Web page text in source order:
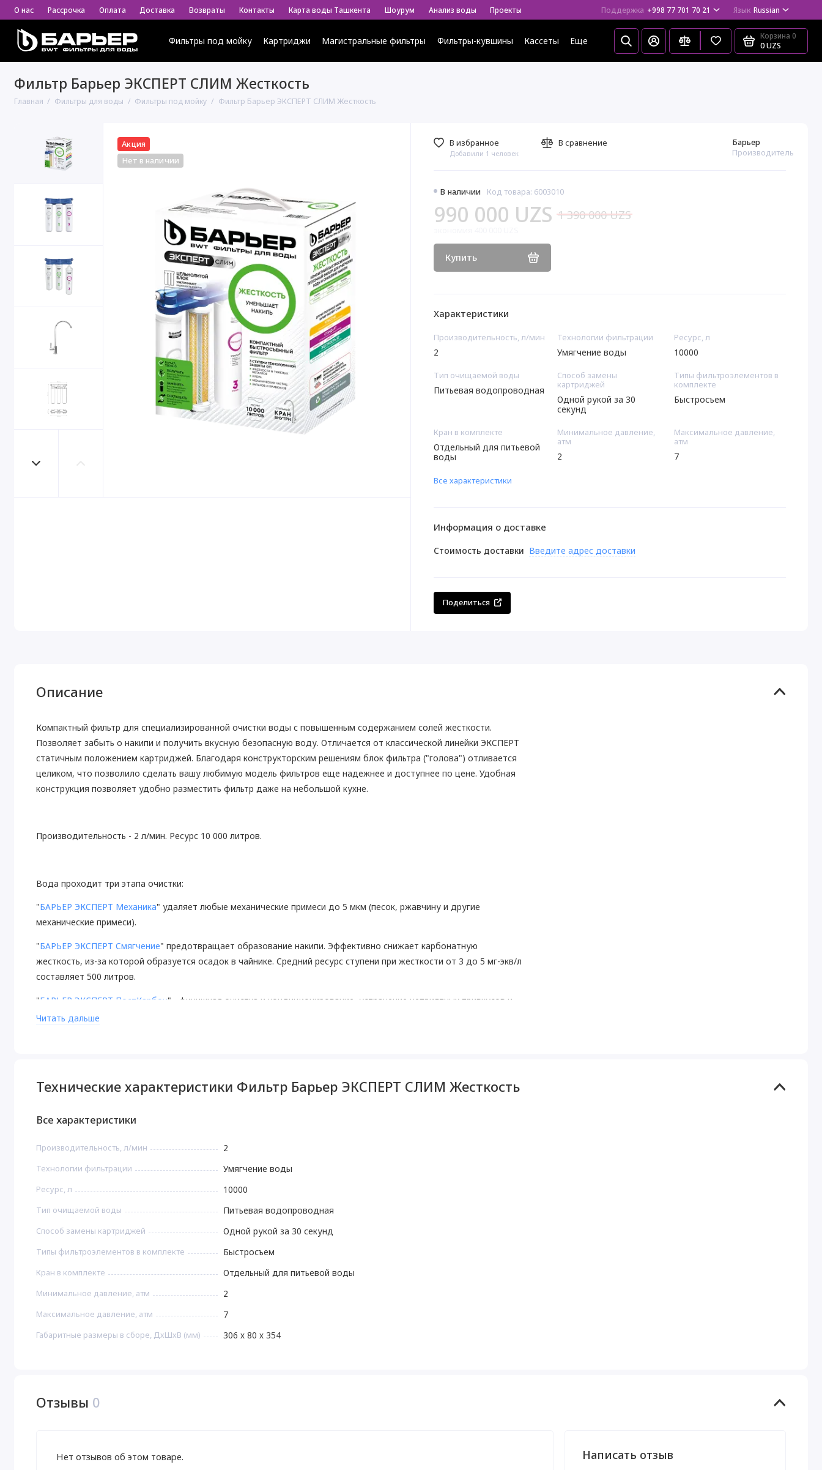
О нас Рассрочка Оплата Доставка Возвраты Контакты Карта воды Ташкента Шоурум Анализ воды Проекты Поддержка +998 77 701 70 21 Язык Russian
Фильтры под мойку Картриджи Магистральные фильтры Фильтры-кувшины Кассеты Еще Корзина 0
0 UZS
Фильтр Барьер ЭКСПЕРТ СЛИМ Жесткость
Главная Фильтры для воды Фильтры под мойку Фильтр Барьер ЭКСПЕРТ СЛИМ Жесткость
Акция
Нет в наличии
В наличии Код товара: 6003010
Барьер
Производитель
990 000 UZS 1 390 000 UZS
Купить
В избранное
Добавили 1 человек
В сравнение
Характеристики
Производительность, л/мин
2
Технологии фильтрации
Умягчение воды
Ресурс, л
10000
Тип очищаемой воды
Питьевая водопроводная
Способ замены
картриджей
Одной рукой за 30
секунд
Типы фильтроэлементов в
комплекте
Быстросъем
Кран в комплекте
Отдельный для питьевой
воды
Минимальное давление,
атм
2
Максимальное давление,
атм
7
Все характеристики
Информация о доставке
Стоимость доставки Введите адрес доставки
Поделиться
Описание
Компактный фильтр для специализированной очистки воды с повышенным содержанием солей жесткости.
Позволяет забыть о накипи и получить вкусную безопасную воду. Отличается от классической линейки ЭКСПЕРТ
статичным положением картриджей. Благодаря конструкторским решениям блок фильтра ("голова") отливается
целиком, что позволило сделать вашу любимую модель фильтров еще надежнее и доступнее по цене. Удобная
конструкция позволяет удобно разместить фильтр даже на небольшой кухне.
Производительность - 2 л/мин. Ресурс 10 000 литров.
Вода проходит три этапа очистки:
"БАРЬЕР ЭКСПЕРТ Механика" удаляет любые механические примеси до 5 мкм (песок, ржавчину и другие
механические примеси).
"БАРЬЕР ЭКСПЕРТ Смягчение" предотвращает образование накипи. Эффективно снижает карбонатную
жесткость, из-за которой образуется осадок в чайнике. Средний ресурс ступени при жесткости от 3 до 5 мг-экв/л
составляет 500 литров.
"БАРЬЕР ЭКСПЕРТ ПостКарбон" - финишная очистка и кондиционирование, устранение неприятных привкусов и
остаточного хлора.
Один проточный фильтр БАРЬЕР за год помогает уберечь планету от полтонны пластика.
Читать дальше
Технические характеристики Фильтр Барьер ЭКСПЕРТ СЛИМ Жесткость
Все характеристики
Производительность, л/мин 2
Технологии фильтрации Умягчение воды
Ресурс, л 10000
Тип очищаемой воды Питьевая водопроводная
Способ замены картриджей Одной рукой за 30 секунд
Типы фильтроэлементов в комплекте Быстросъем
Кран в комплекте Отдельный для питьевой воды
Минимальное давление, атм 2
Максимальное давление, атм 7
Габаритные размеры в сборе, ДхШхВ (мм) 306 х 80 х 354
Отзывы 0
Нет отзывов об этом товаре. Написать отзыв